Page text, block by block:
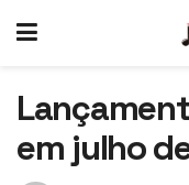
em julho